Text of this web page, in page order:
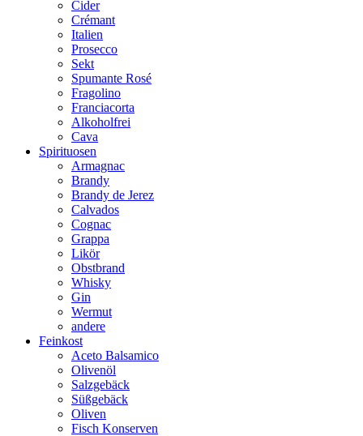
Cider
Crémant
Italien
Prosecco
Sekt
Spumante Rosé
Fragolino
Franciacorta
Alkoholfrei
Cava
Spirituosen
Armagnac
Brandy
Brandy de Jerez
Calvados
Cognac
Grappa
Likör
Obstbrand
Whisky
Gin
Wermut
andere
Feinkost
Aceto Balsamico
Olivenöl
Salzgebäck
Süßgebäck
Oliven
Fisch Konserven